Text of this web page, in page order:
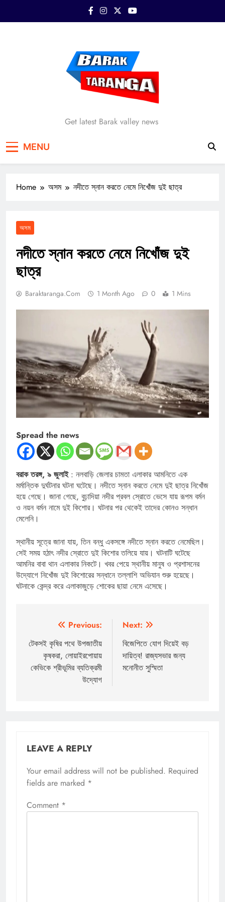
Barak Taranga
Get latest Barak valley news
MENU
Home অসম নদীতে স্নান করতে নেমে নিখোঁজ দুই ছাত্র
অসম
নদীতে স্নান করতে নেমে নিখোঁজ দুই
ছাত্র
Baraktaranga.com 1 Month Ago 0 1 Mins
Spread the news
বরাক তরঙ্গ, ৯ জুলাই: নলবাড়ি জেলার চামতা এলাকার আমনিতে এক
মর্মান্তিক দুর্ঘটনার ঘটনা ঘটেছে। নদীতে স্নান করতে নেমে দুই ছাত্র নিখোঁজ
হয়ে গেছে। জানা গেছে, বুঢ়াদিয়া নদীর প্রবল স্রোতে ভেসে যায় রূপম বর্মন
ও নয়ন বর্মন নামে দুই কিশোর। ঘটনার পর থেকেই তাদের কোনও সন্ধান
মেলেনি।
স্থানীয় সূত্রে জানা যায়, তিন বন্ধু একসঙ্গে নদীতে স্নান করতে নেমেছিল।
সেই সময় হঠাৎ নদীর স্রোতে দুই কিশোর তলিয়ে যায়। ঘটনাটি ঘটেছে
আমনির বাবা থান এলাকার নিকটে। খবর পেয়ে স্থানীয় মানুষ ও প্রশাসনের
উদ্যোগে নিখোঁজ দুই কিশোরের সন্ধানে তল্লাশি অভিযান শুরু হয়েছে।
ঘটনাকে কেন্দ্র করে এলাকাজুড়ে শোকের ছায়া নেমে এসেছে।
navigation
Previous:
টেকসই কৃষির পথে উপজাতীয়
কৃষকরা, লোয়াইরপোয়ায়
কেভিকে শ্রীভূমির ব্যতিক্রমী
উদ্যোগ
Next:
বিজেপিতে যোগ দিয়েই বড়
দায়িত্ব! রাজ্যসভার জন্য
মনোনীত সুস্মিতা
LEAVE A REPLY
Your email address will not be published. Required
fields are marked *
Comment *